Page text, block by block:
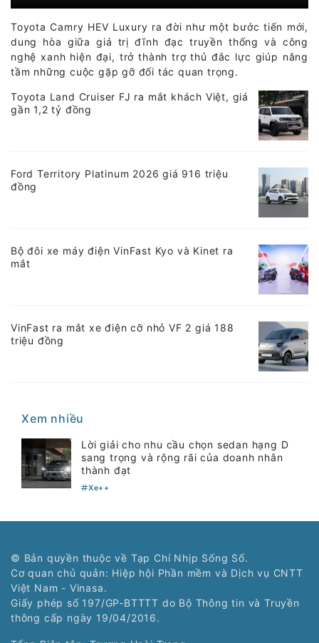
Toyota Camry HEV Luxury ra đời như một bước tiến mới,
dung hòa giữa giá trị đĩnh đạc truyền thống và công
nghệ xanh hiện đại, trở thành trợ thủ đắc lực giúp nâng
tầm những cuộc gặp gỡ đối tác quan trọng.
Toyota Land Cruiser FJ ra mắt khách Việt, giá
gần 1,2 tỷ đồng
Ford Territory Platinum 2026 giá 916 triệu
đồng
Bộ đôi xe máy điện VinFast Kyo và Kinet ra
mắt
VinFast ra mắt xe điện cỡ nhỏ VF 2 giá 188
triệu đồng
Xem nhiều
Lời giải cho nhu cầu chọn sedan hạng D
sang trọng và rộng rãi của doanh nhân
thành đạt
Xe++
© Bản quyền thuộc về Tạp Chí Nhịp Sống Số.
Cơ quan chủ quản: Hiệp hội Phần mềm và Dịch vụ CNTT
Việt Nam - Vinasa.
Giấy phép số 197/GP-BTTTT do Bộ Thông tin và Truyền
thông cấp ngày 19/04/2016.